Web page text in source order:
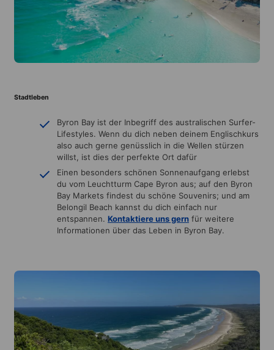
Stadtleben
Byron Bay ist der Inbegriff des australischen Surfer-
Lifestyles. Wenn du dich neben deinem Englischkurs
also auch gerne genüsslich in die Wellen stürzen
willst, ist dies der perfekte Ort dafür
Einen besonders schönen Sonnenaufgang erlebst
du vom Leuchtturm Cape Byron aus; auf den Byron
Bay Markets findest du schöne Souvenirs; und am
Belongil Beach kannst du dich einfach nur
entspannen. Kontaktiere uns gern für weitere
Informationen über das Leben in Byron Bay.